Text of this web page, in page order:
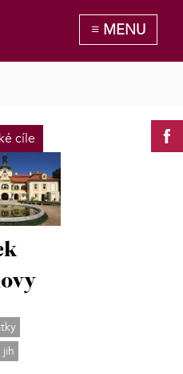
cíle
jih